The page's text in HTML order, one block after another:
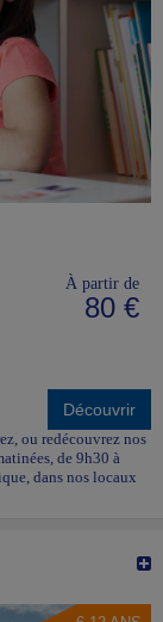
À partir de
80 €
Découvrir
ou redécouvrez nos
de 9h30 à
dans nos locaux